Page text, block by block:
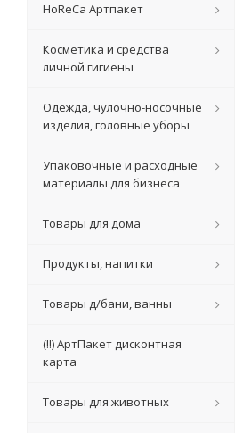
HoReCa Артпакет
Косметика и средства
личной гигиены
Одежда, чулочно-носочные
изделия, головные уборы
Упаковочные и расходные
материалы для бизнеса
Товары для дома
Продукты, напитки
Товары д/бани, ванны
(!!) АртПакет дисконтная
карта
Товары для животных